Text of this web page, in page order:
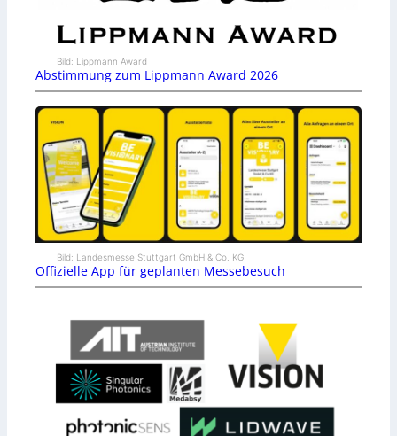
Bild: Lippmann Award
Abstimmung zum Lippmann Award 2026
Bild: Landesmesse Stuttgart GmbH & Co. KG
Offizielle App für geplanten Messebesuch